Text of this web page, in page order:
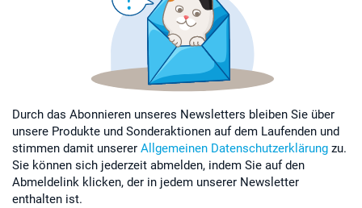
Durch das Abonnieren unseres Newsletters bleiben Sie über
unsere Produkte und Sonderaktionen auf dem Laufenden und
stimmen damit unserer Allgemeinen Datenschutzerklärung zu.
Sie können sich jederzeit abmelden, indem Sie auf den
Abmeldelink klicken, der in jedem unserer Newsletter
enthalten ist.